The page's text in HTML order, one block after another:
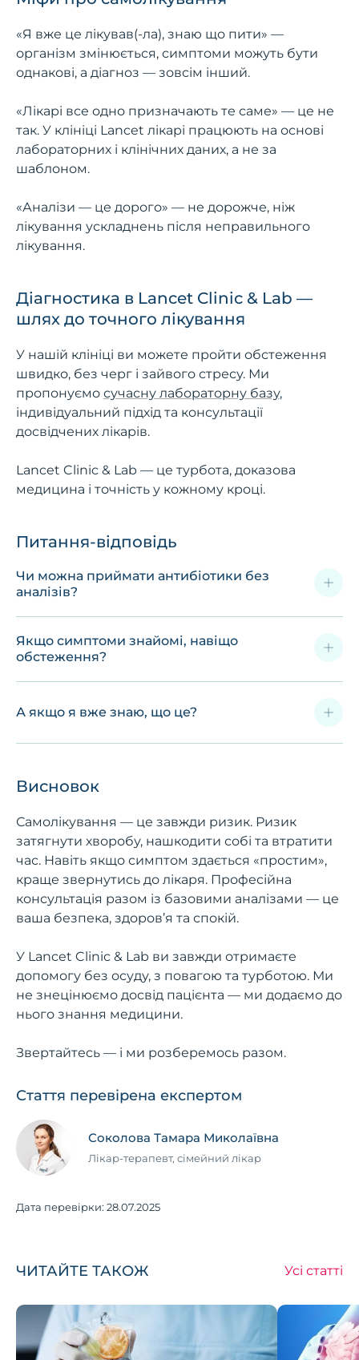
«Я вже це лікував(-ла), знаю що пити» —
організм змінюється, симптоми можуть бути
однакові, а діагноз — зовсім інший.
«Лікарі все одно призначають те саме» — це не
так. У клініці Lancet лікарі працюють на основі
лабораторних і клінічних даних, а не за
шаблоном.
«Аналізи — це дорого» — не дорожче, ніж
лікування ускладнень після неправильного
лікування.
Діагностика в Lancet Clinic & Lab —
шлях до точного лікування
У нашій клініці ви можете пройти обстеження
швидко, без черг і зайвого стресу. Ми
пропонуємо сучасну лабораторну базу,
індивідуальний підхід та консультації
досвідчених лікарів.
Lancet Clinic & Lab — це турбота, доказова
медицина і точність у кожному кроці.
Питання-відповідь
Чи можна приймати антибіотики без
аналізів?
Якщо симптоми знайомі, навіщо
обстеження?
А якщо я вже знаю, що це?
Висновок
Самолікування — це завжди ризик. Ризик
затягнути хворобу, нашкодити собі та втратити
час. Навіть якщо симптом здається «простим»,
краще звернутись до лікаря. Професійна
консультація разом із базовими аналізами — це
ваша безпека, здоров’я та спокій.
У Lancet Clinic & Lab ви завжди отримаєте
допомогу без осуду, з повагою та турботою. Ми
не знецінюємо досвід пацієнта — ми додаємо до
нього знання медицини.
Звертайтесь — і ми розберемось разом.
Стаття перевірена експертом
Соколова Тамара Миколаївна
Лікар-терапевт, сімейний лікар
Дата перевірки: 28.07.2025
ЧИТАЙТЕ ТАКОЖ Усі статті